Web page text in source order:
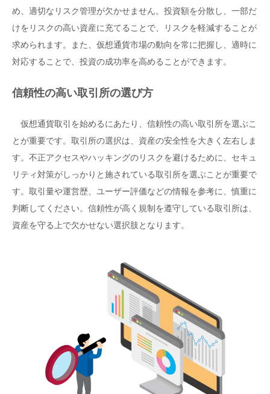
め、適切なリスク管理が欠かせません。投資額を分散し、一部だ
けをリスクの高い資産に充てることで、リスクを軽減することが
求められます。また、仮想通貨市場の動向を常に把握し、適時に
対応することで、投資の成功率を高めることができます。
信頼性の高い取引所の選び方
仮想通貨取引を始めるにあたり、信頼性の高い取引所を選ぶこ
とが重要です。取引所の選択は、資産の安全性を大きく左右しま
す。不正アクセスやハッキングのリスクを避けるために、セキュ
リティ対策がしっかりと施されている取引所を選ぶことが重要で
す。取引量や運営歴、ユーザー評価などの情報を参考に、慎重に
判断してください。信頼性が高く規制を遵守している取引所は、
資産を守る上で欠かせない選択肢となります。